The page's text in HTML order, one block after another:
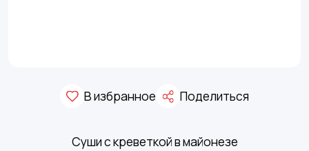
В избранное Поделиться
Суши с креветкой в майонезе